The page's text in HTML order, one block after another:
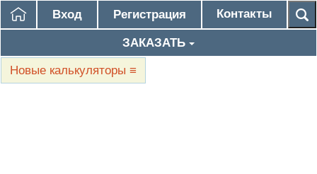
Вход Регистрация Контакты
ЗАКАЗАТЬ
Новые калькуляторы ≡